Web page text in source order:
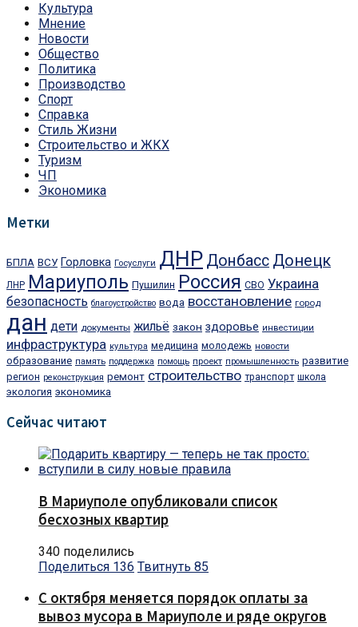
Культура
Мнение
Новости
Общество
Политика
Производство
Спорт
Справка
Стиль Жизни
Строительство и ЖКХ
Туризм
ЧП
Экономика
Метки
БПЛА ВСУ Горловка Госуслуги ДНР Донбасс Донецк
ЛНР Мариуполь Пушилин Россия СВО Украина
безопасность благоустройство вода восстановление город
дан дети документы жильё закон здоровье инвестиции
инфраструктура культура медицина молодежь новости
образование память поддержка помощь проект промышленность развитие
регион реконструкция ремонт строительство транспорт школа
экология экономика
Сейчас читают
В Мариуполе опубликовали список
бесхозных квартир
340 поделились
Поделиться 136 Твитнуть 85
С октября меняется порядок оплаты за
вывоз мусора в Мариуполе и ряде округов